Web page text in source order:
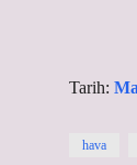
Tarih:
hava